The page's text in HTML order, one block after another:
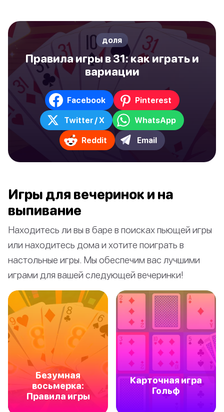
доля
Правила игры в 31: как играть и
вариации
Facebook Pinterest
Twitter / X WhatsApp
Reddit Email
Игры для вечеринок и на
выпивание
Находитесь ли вы в баре в поисках пьющей игры
или находитесь дома и хотите поиграть в
настольные игры. Мы обеспечим вас лучшими
играми для вашей следующей вечеринки!
Безумная
восьмерка:
Правила игры
Карточная игра
Гольф